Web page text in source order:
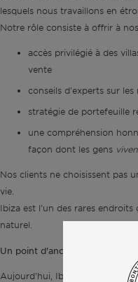
lesquels nous travaillons en
Notre rôle consiste à offrir à
accès privilégié à des
vente
conseils d'experts sur
stratégie de portefeuille
une compréhension
façon dont les gens
Nos clients ne choisissent pas
vie.
Ibiza est l'un des rares
naturel.
Un point d'ancrage pour votre
Aujourd'hui, Ibiza se trouve à